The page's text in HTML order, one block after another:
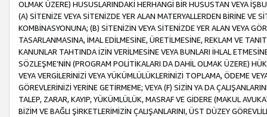
OLMAK ÜZERE) HUSUSLARINDAKİ HERHANGİ BİR HUSUSTAN VEYA
(A) SİTENİZE VEYA SİTENİZDE YER ALAN MATERYALLERDEN BİRİNE VE
KOMBİNASYONUNA; (B) SİTENİZİN VEYA SİTENİZDE YER ALAN VEYA
TASARLANMASINA, İMAL EDİLMESİNE, ÜRETİLMESİNE, REKLAM VE
KANUNLAR TAHTINDA İZİN VERİLMESİNE VEYA BUNLARI İHLAL
SÖZLEŞME’NİN (PROGRAM POLİTİKALARI DA DAHİL OLMAK ÜZERE)
VEYA VERGİLERİNİZİ VEYA YÜKÜMLÜLÜKLERİNİZİ TOPLAMA, ÖDEME
GÖREVLERİNİZİ YERİNE GETİRMEME; VEYA (F) SİZİN YA DA
TALEP, ZARAR, KAYIP, YÜKÜMLÜLÜK, MASRAF VE GİDERE (MAKUL
BİZİM VE BAĞLI ŞİRKETLERİMİZİN ÇALIŞANLARINI, ÜST DÜZEY